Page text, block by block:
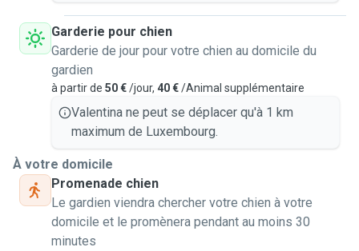
Garderie pour chien
Garderie de jour pour votre chien au domicile du
gardien
à partir de 50 €/jour, 40 €/Animal supplémentaire
Valentina ne peut se déplacer qu'à 1 km
maximum de Luxembourg.
À votre domicile
Promenade chien
Le gardien viendra chercher votre chien à votre
domicile et le promènera pendant au moins 30
minutes